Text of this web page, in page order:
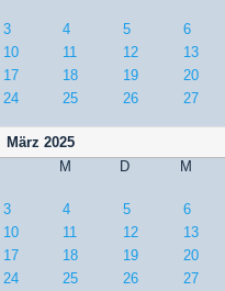
3
4 5 6
10
11 12 13
17
18 19 20
24
25 26 27
März 2025
M
D M
3
4 5 6
10
11 12 13
17
18 19 20
24
25 26 27